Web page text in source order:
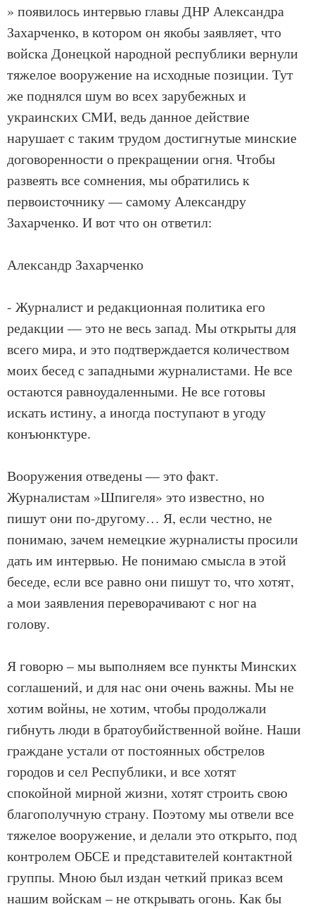
»​ ​появилось интервью главы ДНР Александра
Захарченко, в котором он якобы заявляет, что
войска Донецкой народной республики вернули
тяжелое вооружение на исходные позиц​​​ии. Тут
же поднялся шум во всех зарубежных и
украинских СМИ, ведь данное действие
нарушает с таким трудом достигнутые минские
договоренности о прекращении огня. Чтобы
развеять все сомнения, мы обратились к
первоисточнику — самому Александру
Захарченко. И вот что он ответил:​
Александр Захарченко
- Журналист и редакционная политика его
редакции — это не весь запад. Мы открыты для
всего мира, и это подтверждается количеством
моих бесед с западными журналистами. Не все
остаются равноудаленными. Не все готовы
искать истину, а иногда поступают в угоду
конъюнктуре.
Вооружения отведены — это факт.
Журналистам ​»​Шпигеля​»​ это известно, но
пишут они по-другому… Я, если честно, не
понимаю, зачем немецкие журналисты просили
дать им интервью. Не понимаю смысла в этой
беседе, если все равно они пишут то, что хотят,
а мои заявления переворачивают с ног на
голову.
Я говорю – мы выполняем все пункты Минских
соглашений, и для нас они очень важны. Мы не
хотим войны, не хотим, чтобы продолжали
гибнуть люди в братоубийственной войне. Наши
граждане устали от постоянных обстрелов
городов и сел Республики, и все хотят
спокойной мирной жизни, хотят строить свою
благополучную страну. Поэтому мы отвели все
тяжелое вооружение, и делали это открыто, под
контролем ОБСЕ и представителей контактной
группы. Мною был издан четкий приказ всем
нашим войскам – не открывать огонь. Как бы